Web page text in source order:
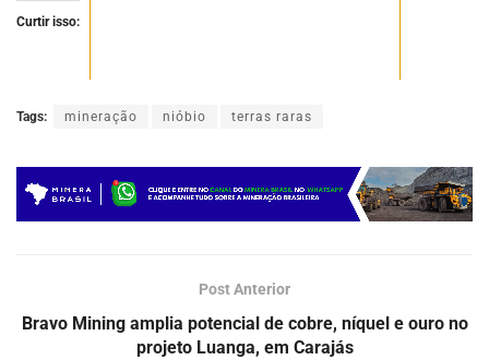
Curtir isso:
Tags: mineração nióbio terras raras
Post Anterior
Bravo Mining amplia potencial de cobre, níquel e ouro no
projeto Luanga, em Carajás